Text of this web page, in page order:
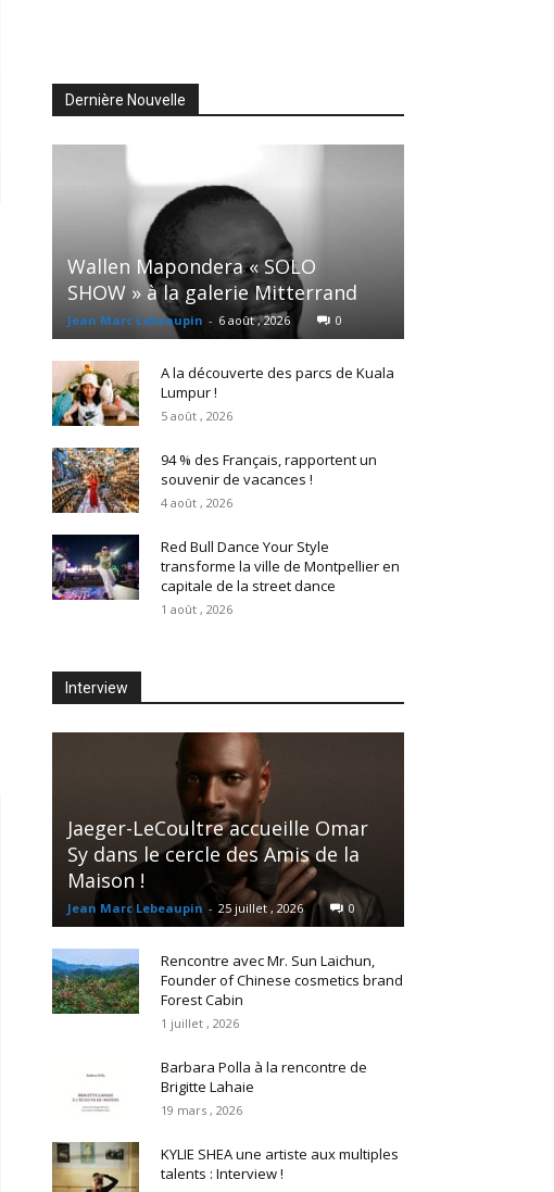
Dernière Nouvelle
Wallen Mapondera « SOLO
SHOW » à la galerie Mitterrand
Jean Marc Lebeaupin - 6 août , 2026 0
A la découverte des parcs de Kuala
Lumpur !
5 août , 2026
94 % des Français, rapportent un
souvenir de vacances !
4 août , 2026
Red Bull Dance Your Style
transforme la ville de Montpellier en
capitale de la street dance
1 août , 2026
Interview
Jaeger-LeCoultre accueille Omar
Sy dans le cercle des Amis de la
Maison !
Jean Marc Lebeaupin - 25 juillet , 2026 0
Rencontre avec Mr. Sun Laichun,
Founder of Chinese cosmetics brand
Forest Cabin
1 juillet , 2026
Barbara Polla à la rencontre de
Brigitte Lahaie
19 mars , 2026
KYLIE SHEA une artiste aux multiples
talents : Interview !